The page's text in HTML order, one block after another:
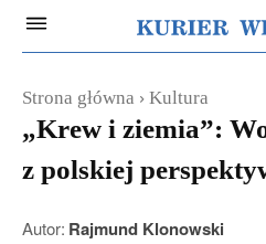
Strona główna Kultura
„Krew i ziemia”:
z polskiej
Autor: Rajmund Klonowski